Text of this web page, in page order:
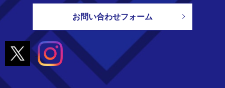
お問い合わせフォーム